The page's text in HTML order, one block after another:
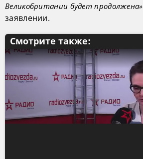
Великобритании будет продолжена»
заявлении.
Смотрите также: